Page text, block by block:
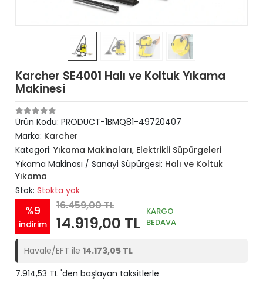
Karcher SE4001 Halı ve Koltuk Yıkama
Makinesi
Ürün Kodu: PRODUCT-1BMQ81-49720407
Marka: Karcher
Kategori: Yıkama Makinaları, Elektrikli Süpürgeleri
Yıkama Makinası / Sanayi Süpürgesi: Halı ve Koltuk
Yıkama
Stok: Stokta yok
%9
indirim
16.459,00 TL
14.919,00 TL
KARGO
BEDAVA
Havale/EFT ile 14.173,05 TL
7.914,53 TL 'den başlayan taksitlerle